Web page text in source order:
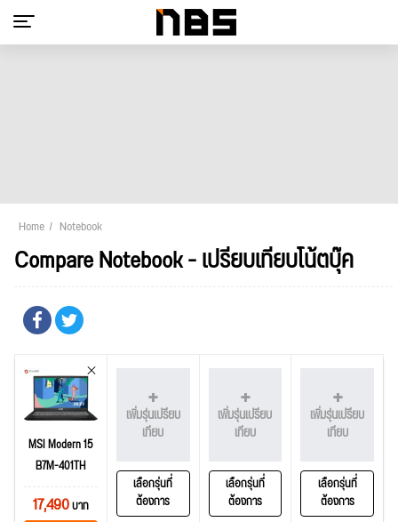
Home Notebook
Compare Notebook - เปรียบเทียบโน้ตบุ๊ค
MSI Modern 15
B7M-401TH
17,490บาท
เพิ่มรุ่นเปรียบ
เทียบ
เลือกรุ่นที่
ต้องการ
เพิ่มรุ่นเปรียบ
เทียบ
เลือกรุ่นที่
ต้องการ
เพิ่มรุ่นเปรียบ
เทียบ
เลือกรุ่นที่
ต้องการ